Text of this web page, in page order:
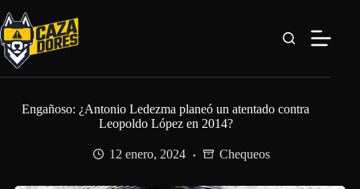
al
contenido
Engañoso: ¿Antonio Ledezma planeó un atentado contra
Leopoldo López en 2014?
12 enero, 2024 Chequeos